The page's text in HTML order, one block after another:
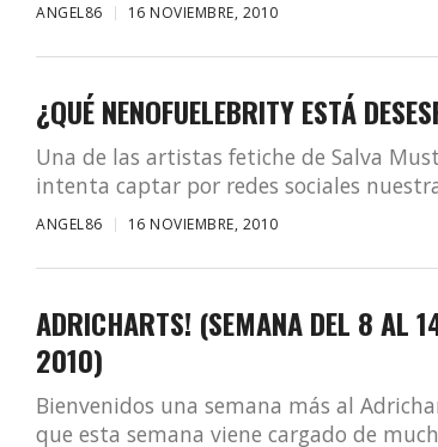
ANGEL86 16 NOVIEMBRE, 2010
¿QUÉ NENOFUELEBRITY ESTÁ
Una de las artistas fetiche de Salva
intenta captar por redes sociales
ANGEL86 16 NOVIEMBRE, 2010
ADRICHARTS! (SEMANA DEL 8 AL
2010)
Bienvenidos una semana más al
que esta semana viene cargado de